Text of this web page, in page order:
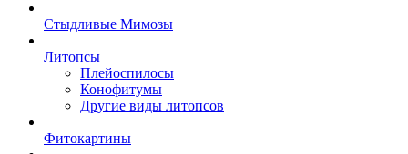
Стыдливые Мимозы
Литопсы
Плейоспилосы
Конофитумы
Другие виды литопсов
Фитокартины